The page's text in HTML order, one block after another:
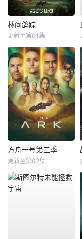
林间鸽踪
更新至第01集
方舟一号第三季
更新至第02集